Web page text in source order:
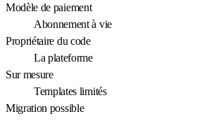
Modèle de paiement
Abonnement à vie
Propriétaire du code
La plateforme
Sur mesure
Templates limités
Migration possible